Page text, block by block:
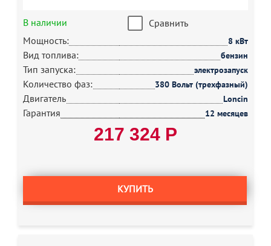
В наличии
Сравнить
Мощность:
8 кВт
Вид топлива: бензин
Тип запуска: электрозапуск
Количество фаз: 380 Вольт (трехфазный)
Двигатель Loncin
Гарантия 12 месяцев
217 324 Р
КУПИТЬ